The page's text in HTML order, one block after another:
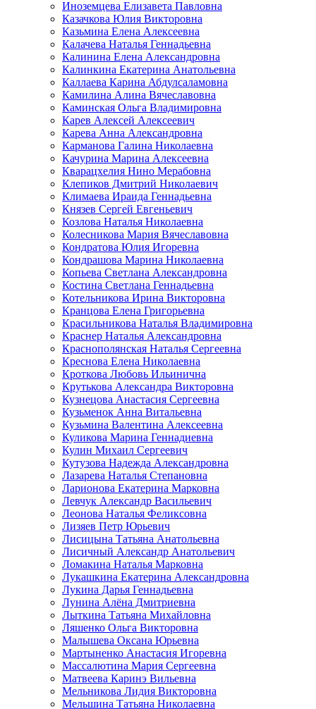
Иноземцева Елизавета Павловна
Казачкова Юлия Викторовна
Казьмина Елена Алексеевна
Калачева Наталья Геннадьевна
Калинина Елена Александровна
Калинкина Екатерина Анатольевна
Каллаева Карина Абдулсаламовна
Камилина Алина Вячеславовна
Каминская Ольга Владимировна
Карев Алексей Алексеевич
Карева Анна Александровна
Карманова Галина Николаевна
Качурина Марина Алексеевна
Кварацхелия Нино Мерабовна
Клепиков Дмитрий Николаевич
Климаева Ираида Геннадьевна
Князев Сергей Евгеньевич
Козлова Наталья Николаевна
Колесникова Мария Вячеславовна
Кондратова Юлия Игоревна
Кондрашова Марина Николаевна
Копьева Светлана Александровна
Костина Светлана Геннадьевна
Котельникова Ирина Викторовна
Кранцова Елена Григорьевна
Красильникова Наталья Владимировна
Краснер Наталья Александровна
Краснополянская Наталья Сергеевна
Креснова Елена Николаевна
Кроткова Любовь Ильинична
Крутькова Александра Викторовна
Кузнецова Анастасия Сергеевна
Кузьменок Анна Витальевна
Кузьмина Валентина Алексеевна
Куликова Марина Геннадиевна
Кулин Михаил Сергеевич
Кутузова Надежда Александровна
Лазарева Наталья Степановна
Ларионова Екатерина Марковна
Левчук Александр Васильевич
Леонова Наталья Феликсовна
Лизяев Петр Юрьевич
Лисицына Татьяна Анатольевна
Лисичный Александр Анатольевич
Ломакина Наталья Марковна
Лукашкина Екатерина Александровна
Лукина Дарья Геннадьевна
Лунина Алёна Дмитриевна
Лыткина Татьяна Михайловна
Ляшенко Ольга Викторовна
Малышева Оксана Юрьевна
Мартыненко Анастасия Игоревна
Массалютина Мария Сергеевна
Матвеева Каринэ Вильевна
Мельникова Лидия Викторовна
Мельшина Татьяна Николаевна